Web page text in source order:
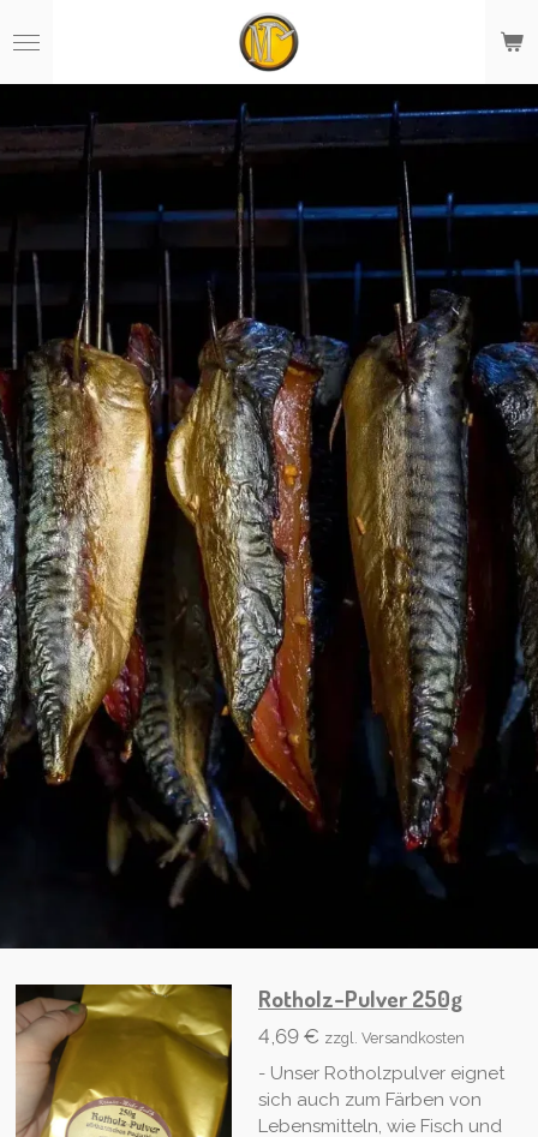
Hauptinhalt
Rotholz-Pulver 250g
4,69 € zzgl. Versandkosten
- Unser Rotholzpulver eignet
sich auch zum Färben von
Lebensmitteln, wie Fisch und